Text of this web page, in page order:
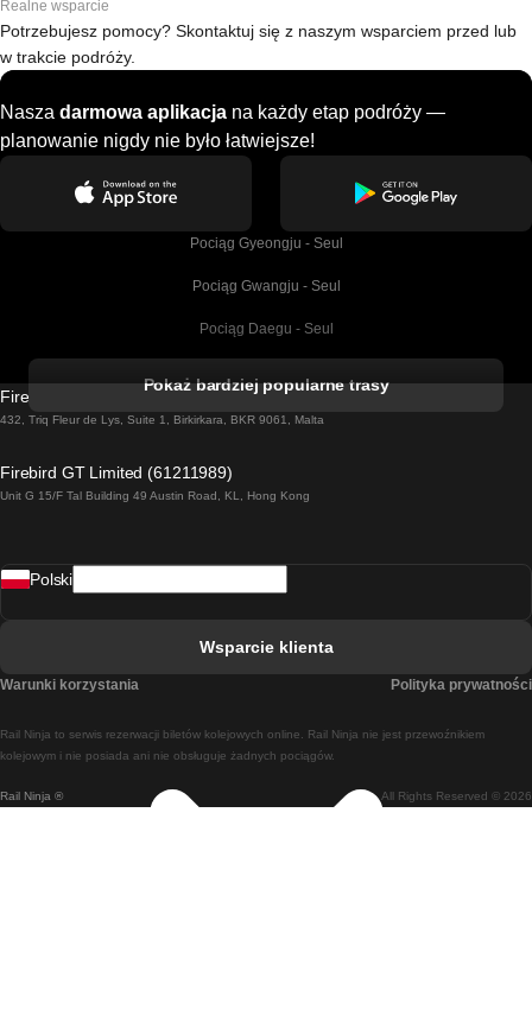
Realne wsparcie
Potrzebujesz pomocy? Skontaktuj się z naszym wsparciem przed lub
w trakcie podróży.
Nasza darmowa aplikacja na każdy etap podróży —
planowanie nigdy nie było łatwiejsze!
Pociąg Gyeongju - Seul
Pociąg Gwangju - Seul
Pociąg Daegu - Seul
Pociąg Dublin - Galway
Pociąg Rzym - Neapol
Pociąg Madryt - Lizbona
Pociąg Madryt - Barcelona
Pokaż bardziej popularne trasy
Firebird GT Limited (OC 1451)
432, Triq Fleur de Lys, Suite 1, Birkirkara, BKR 9061, Malta
Firebird GT Limited (61211989)
Unit G 15/F Tal Building 49 Austin Road, KL, Hong Kong
Rail Ninja ® All Rights Reserved © 2026
Rail Ninja to serwis rezerwacji biletów kolejowych online. Rail Ninja nie jest przewoźnikiem
kolejowym i nie posiada ani nie obsługuje żadnych pociągów.
Polski
Wsparcie klienta
Warunki korzystania Polityka prywatności